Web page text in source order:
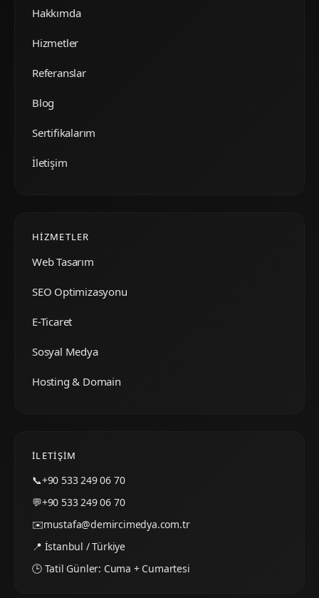
Hakkımda
Hizmetler
Referanslar
Blog
Sertifikalarım
İletişim
HIZMETLER
Web Tasarım
SEO Optimizasyonu
E-Ticaret
Sosyal Medya
Hosting & Domain
İLETIŞIM
📞+90 533 249 06 70
💬+90 533 249 06 70
✉️mustafa@demircimedya.com.tr
📍 İstanbul / Türkiye
🕒 Tatil Günler: Cuma + Cumartesi